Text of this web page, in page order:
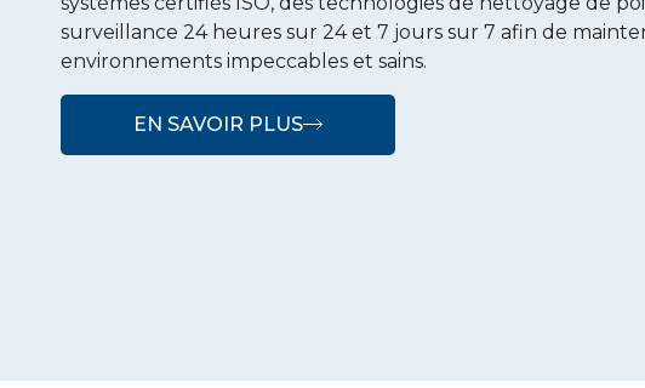
surveillance 24 heures sur 24 et 7 jours sur 7 afin de
environnements impeccables et sains.
EN SAVOIR PLUS